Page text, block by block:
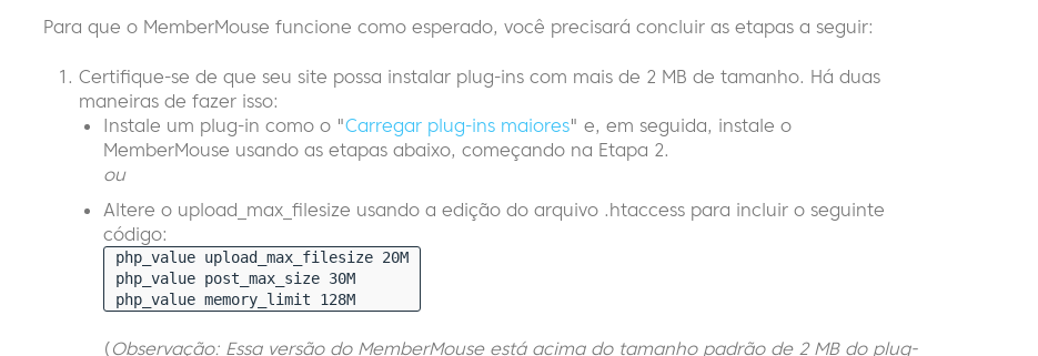
Para que o MemberMouse funcione como esperado, você precisará concluir as etapas a seguir:
Certifique-se de que seu site possa instalar plug-ins com mais de 2 MB de tamanho. Há duas
maneiras de fazer isso:
Instale um plug-in como o "Carregar plug-ins maiores" e, em seguida, instale o
MemberMouse usando as etapas abaixo, começando na Etapa 2.
ou
Altere o upload_max_filesize usando a edição do arquivo .htaccess para incluir o seguinte
código:
php_value upload_max_filesize 20M
php_value post_max_size 30M
php_value memory_limit 128M
(Observação: Essa versão do MemberMouse está acima do tamanho padrão de 2 MB do plug-